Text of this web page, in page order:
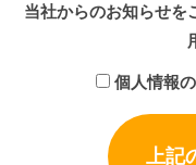
当社からのお知らせを
個人情報